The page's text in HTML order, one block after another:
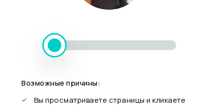
Возможные причины:
Вы просматриваете страницы и кликаете